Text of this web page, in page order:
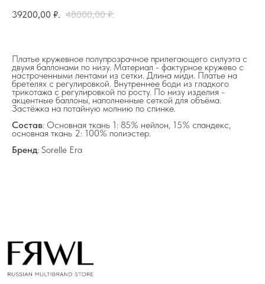
39200,00 ₽. 48000,00 ₽.
Платье кружевное полупрозрачное прилегающего силуэта с
двумя баллонами по низу. Материал - фактурное кружево с
настроченными лентами из сетки. Длина миди. Платье на
бретелях с регулировкой. Внутреннее боди из гладкого
трикотажа с регулировкой по росту. По низу изделия -
акцентные баллоны, наполненные сеткой для объёма.
Застёжка на потайную молнию по спинке.
Состав: Основная ткань 1: 85% нейлон, 15% спандекс,
основная ткань 2: 100% полиэстер.
Бренд: Sorelle Era
Разделы сайта
Оплата и доставка
Контакты, реквизиты
info@frwl.store
+7 919 690-30-30